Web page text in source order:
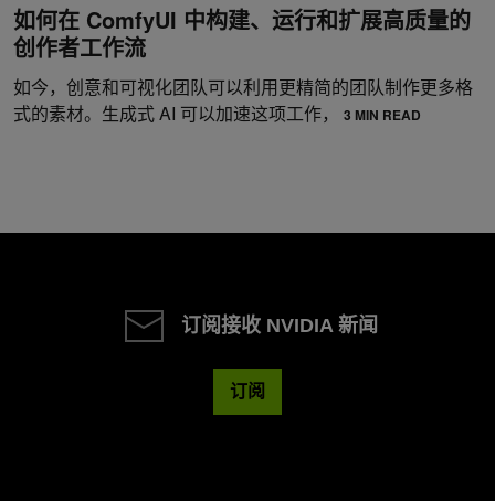
如何在 ComfyUI 中构建、运行和扩展高质量的
创作者工作流
如今，创意和可视化团队可以利用更精简的团队制作更多格
式的素材。生成式 AI 可以加速这项工作，
3 MIN READ
订阅接收 NVIDIA 新闻
订阅